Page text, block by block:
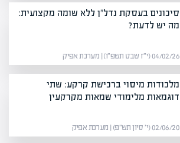
סיכונים בעסקת נדל"ן ללא שומה מקצועית:
מה יש לדעת?
04/02/26 (י״ז שבט תשפ״ו) | מערכת אפיק
מלכודות מיסוי ברכישת קרקע: שתי
דוגמאות מלימודי שמאות מקרקעין
02/06/20 (י׳ סיון תש״פ) | מערכת אפיק